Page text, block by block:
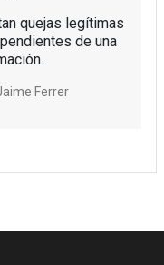
quejas legítimas
de una
Ferrer